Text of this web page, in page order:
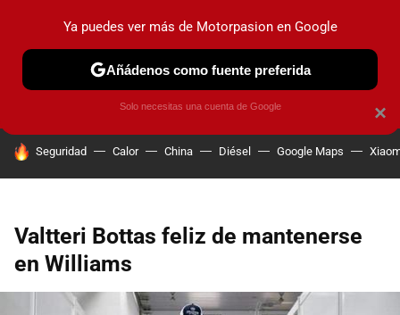
PRUEBAS COCHES ELÉCTRICOS OBSERVATORIO
HOY SE HABLA DE
Seguridad Calor China Diésel Google Maps
Valtteri Bottas feliz de mantenerse
en Williams
×
Ya puedes ver más de Motorpasion en Google
Añádenos como fuente preferida
Solo necesitas una cuenta de Google